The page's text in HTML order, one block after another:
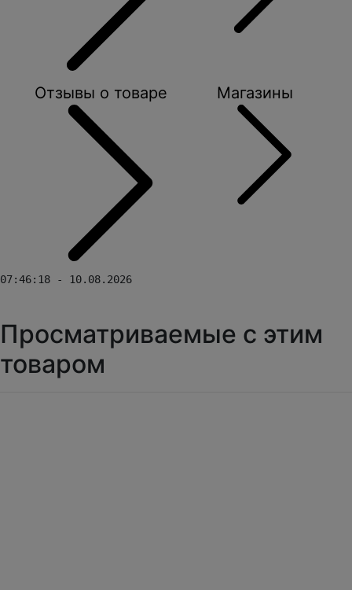
Отзывы о товаре Магазины
07:46:18 - 10.08.2026
Просматриваемые с этим
товаром